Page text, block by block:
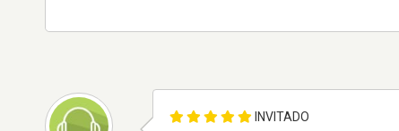
INVITADO